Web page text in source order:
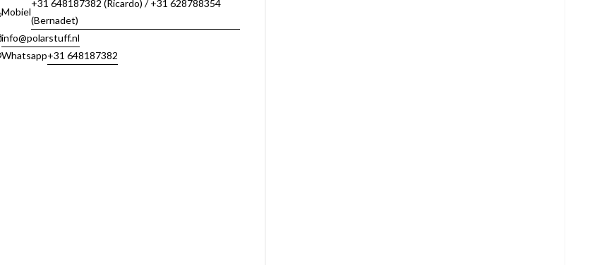
Mobiel
+31 648187382 (Ricardo) / +31 628788354
(Bernadet)
info@polarstuff.nl
Whatsapp+31 648187382